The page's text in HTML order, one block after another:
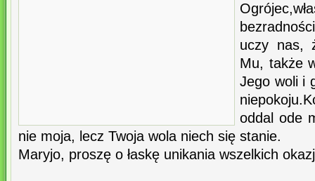
uczy nas,
Mu, także
Jego woli i
oddal ode
nie moja, lecz Twoja wola niech się stanie.
Maryjo, proszę o łaskę unikania wszelkich